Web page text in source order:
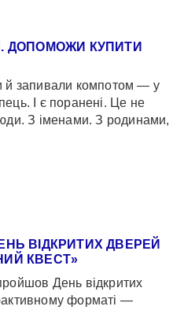
ДОПОМОЖИ КУПИТИ
й запивали компотом — у
І є поранені. Це не
З іменами. З родинами,
ВІДКРИТИХ ДВЕРЕЙ
КВЕСТ»
День відкритих
форматі —